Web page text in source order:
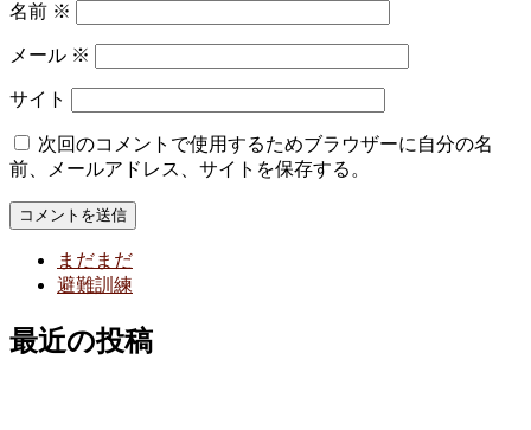
名前 ※
メール ※
サイト
次回のコメントで使用するためブラウザーに自分の名
前、メールアドレス、サイトを保存する。
まだまだ
避難訓練
最近の投稿